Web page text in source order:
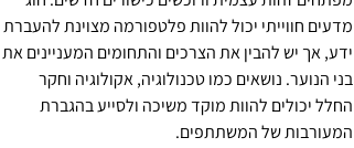
מדעים חווייתי יכול להוות פלטפורמה מצוינת להעברת
ידע, אך יש להבין את הצרכים והתחומים המעניינים את
בני הנוער. נושאים כמו טכנולוגיה, אקולוגיה וחקר
החלל יכולים להוות מוקד משיכה ולסייע בהגברת
המעורבות של המשתתפים.